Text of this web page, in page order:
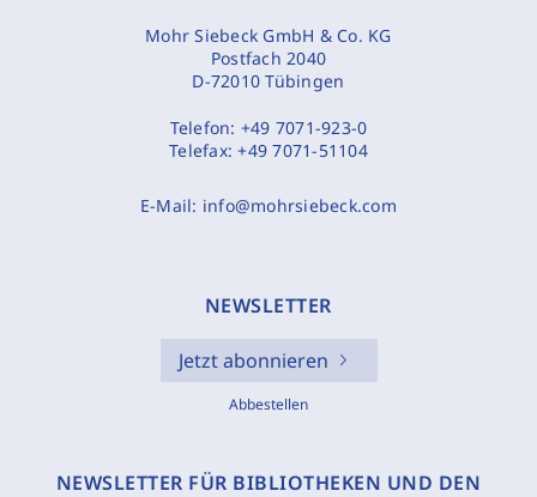
Mohr Siebeck GmbH & Co. KG
Postfach 2040
D-72010 Tübingen
Telefon: +49 7071-923-0
Telefax:+49 7071-51104
E-Mail: info@mohrsiebeck.com
NEWSLETTER
Jetzt abonnieren
Abbestellen
NEWSLETTER FÜR BIBLIOTHEKEN UND DEN